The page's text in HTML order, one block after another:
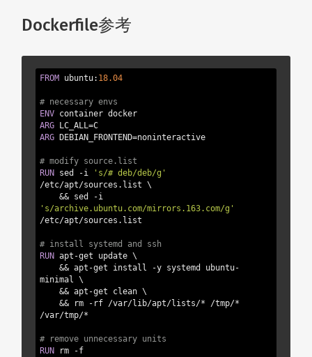
Dockerfile参考
FROM ubuntu: 18.04
# necessary envs
ENV
ARG
ARG DEBIAN_FRONTEND=noninteractive
# modify source.list
RUN sed -i
's/# deb/deb/g'
/etc/apt/sources.list \
's/archive.ubuntu.com/mirrors.163.com/g'
# install systemd and ssh
RUN apt-get update \
    && apt-get install -y systemd ubuntu-
minimal \
    && apt-get clean \
    && rm -rf /var/lib/apt/lists/* /tmp/*
# remove unnecessary units
RUN rm -f